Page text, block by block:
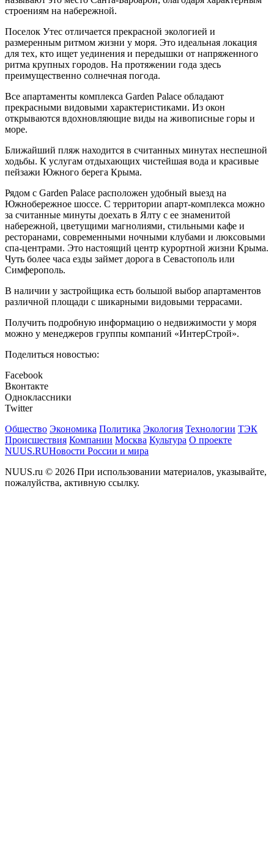
строениям на набережной.
Поселок Утес отличается прекрасной экологией и
размеренным ритмом жизни у моря. Это идеальная локация
для тех, кто ищет уединения и передышки от напряженного
ритма крупных городов. На протяжении года здесь
преимущественно солнечная погода.
Все апартаменты комплекса Garden Palace обладают
прекрасными видовыми характеристиками. Из окон
открываются вдохновляющие виды на живописные горы и
море.
Ближайший пляж находится в считанных минутах неспешной
ходьбы. К услугам отдыхающих чистейшая вода и красивые
пейзажи Южного берега Крыма.
Рядом с Garden Palace расположен удобный выезд на
Южнобережное шоссе. С территории апарт-комплекса можно
за считанные минуты доехать в Ялту с ее знаменитой
набережной, цветущими магнолиями, стильными кафе и
ресторанами, современными ночными клубами и люксовыми
спа-центрами. Это настоящий центр курортной жизни Крыма.
Чуть более часа езды займет дорога в Севастополь или
Симферополь.
В наличии у застройщика есть большой выбор апартаментов
различной площади с шикарными видовыми террасами.
Получить подробную информацию о недвижимости у моря
можно у менеджеров группы компаний «ИнтерСтрой».
Поделиться новостью:
Facebook
Вконтакте
Одноклассники
Twitter
Общество Экономика Политика Экология Технологии ТЭК
Происшествия Компании Москва Культура О проекте
NUUS.RUНовости России и мира
NUUS.ru © 2026 При использовании материалов, указывайте,
пожалуйства, активную ссылку.